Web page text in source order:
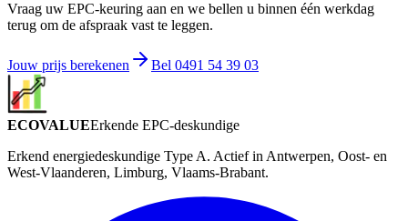
Vraag uw EPC-keuring aan en we bellen u binnen één werkdag
terug om de afspraak vast te leggen.
Jouw prijs berekenen Bel 0491 54 39 03
ECOVALUEErkende EPC-deskundige
Erkend energiedeskundige Type A. Actief in Antwerpen, Oost- en
West-Vlaanderen, Limburg, Vlaams-Brabant.